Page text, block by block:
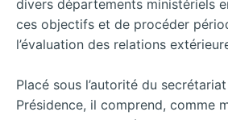
divers départements ministériels
ces objectifs et de procéder
l’évaluation des relations
Placé sous l’autorité du
Présidence, il comprend, comme